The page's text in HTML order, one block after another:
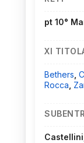
pt 10°
XI
Bethers
Rocca